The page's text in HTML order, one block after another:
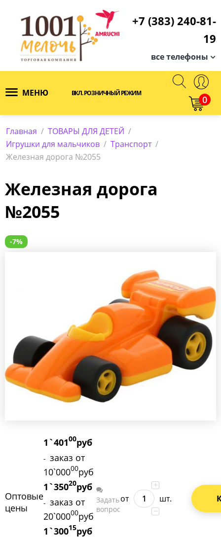
+7 (383) 240-81-
19
все телефоны
МЕНЮ ВКЛ. РОЗНИЧНЫЙ РЕЖИМ
0
Главная / ТОВАРЫ ДЛЯ ДЕТЕЙ /
Игрушки для мальчиков / Транспорт /
Железная дорога №2055
Железная дорога
№2055
-7%
Оптовые
цены
1`40100руб
- заказ от
10`00000руб
1`35020руб
- заказ от
20`00000руб
1`30015руб
Задать
вопрос
от
+
−
шт.